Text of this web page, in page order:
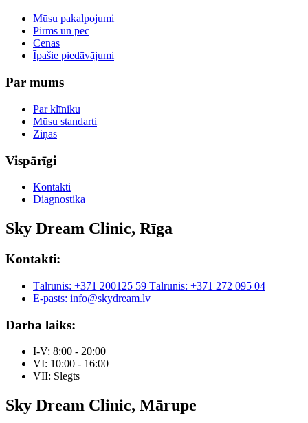
Mūsu pakalpojumi
Pirms un pēc
Cenas
Īpašie piedāvājumi
Par mums
Par klīniku
Mūsu standarti
Ziņas
Vispārīgi
Kontakti
Diagnostika
Sky Dream Clinic, Rīga
Kontakti:
Tālrunis: +371 200125 59 Tālrunis: +371 272 095 04
E-pasts: info@skydream.lv
Darba laiks:
I-V: 8:00 - 20:00
VI: 10:00 - 16:00
VII: Slēgts
Sky Dream Clinic, Mārupe